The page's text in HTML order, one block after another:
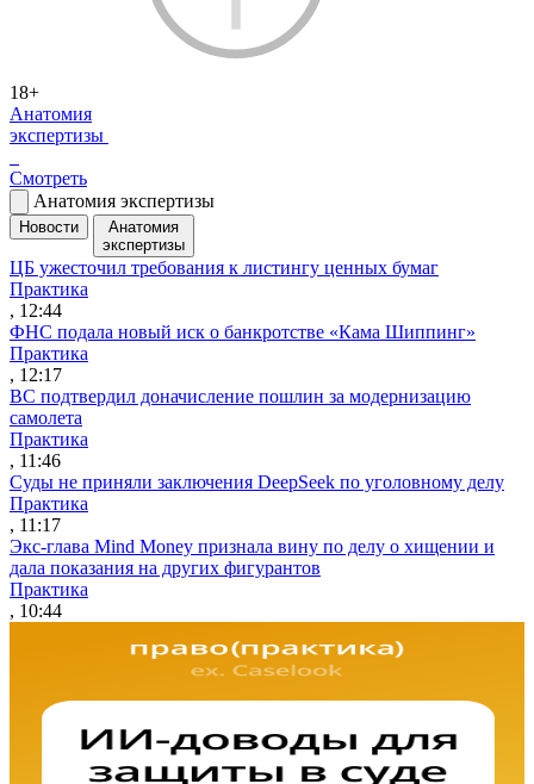
18+
Анатомия
экспертизы
Смотреть
Анатомия экспертизы
Новости
Анатомия
экспертизы
ЦБ ужесточил требования к листингу ценных бумаг
Практика
, 12:44
ФНС подала новый иск о банкротстве «Кама Шиппинг»
Практика
, 12:17
ВС подтвердил доначисление пошлин за модернизацию
самолета
Практика
, 11:46
Суды не приняли заключения DeepSeek по уголовному делу
Практика
, 11:17
Экс-глава Mind Money признала вину по делу о хищении и
дала показания на других фигурантов
Практика
, 10:44